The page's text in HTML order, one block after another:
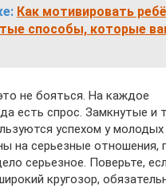
Как мотивировать
способы, которые
не бояться. На каждое
есть спрос. Замкнутые и
успехом у
на серьезные отношения,
серьезное. Поверьте,
кругозор,